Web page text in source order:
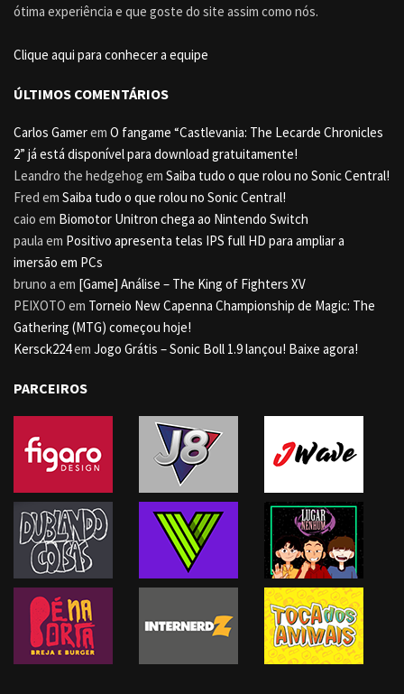
ótima experiência e que goste do site assim como nós.
Clique aqui para conhecer a equipe
ÚLTIMOS COMENTÁRIOS
Carlos Gamerem O fangame “Castlevania: The Lecarde Chronicles
2” já está disponível para download gratuitamente!
Leandro the hedgehog em Saiba tudo o que rolou no Sonic Central!
Fred em Saiba tudo o que rolou no Sonic Central!
caio em Biomotor Unitron chega ao Nintendo Switch
paula em Positivo apresenta telas IPS full HD para ampliar a
imersão em PCs
bruno a em [Game] Análise – The King of Fighters XV
PEIXOTO em Torneio New Capenna Championship de Magic: The
Gathering (MTG) começou hoje!
Kersck224em Jogo Grátis – Sonic Boll 1.9 lançou! Baixe agora!
PARCEIROS